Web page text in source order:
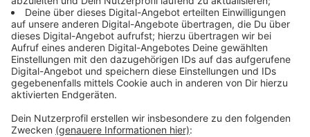
Alle paar Jahre ist es daher nötig, das Grün komplett
abzutragen und die Entwässerungsmulden neu
auszuheben, sagt Straßen NRW. Der Landesbetrieb
will die Arbeiten bis zum Winter abgeschlossen haben.
Denn wenn das Wasser auf den Straßen nicht
abfließen kann, droht bei Frost gefährliches Glatteis.
Anzeige